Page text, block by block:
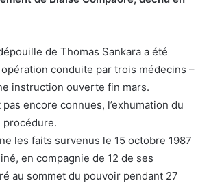
de Thomas Sankara a été
conduite par trois médecins –
instruction ouverte fin mars.
encore connues, l’exhumation du
procédure.
les faits survenus le 15 octobre 1987
en compagnie de 12 de ses
au sommet du pouvoir pendant 27